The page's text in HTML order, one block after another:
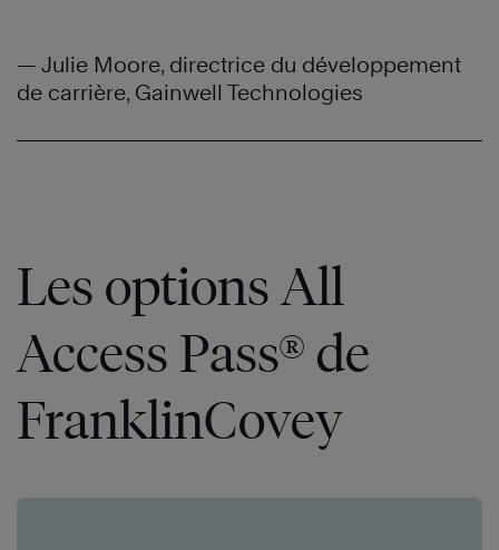
— Julie Moore, directrice du développement
de carrière, Gainwell Technologies
Les options All
Access Pass® de
FranklinCovey